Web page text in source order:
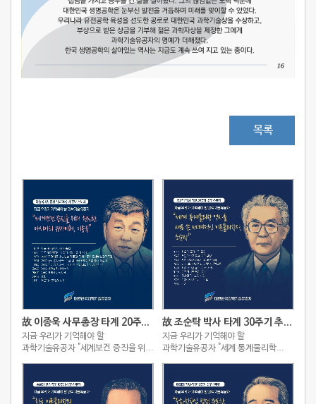
목록
故 이종욱 사무총장 타계 20주기 추모 스토리
지금 우리가 기억해야 할
과학기술유공자 "세계보건 증진을 위해
故 조순탁 박사 타계 30주기 추모 스토리
지금 우리가 기억해야 할
과학기술유공자 "세계 통계물리학